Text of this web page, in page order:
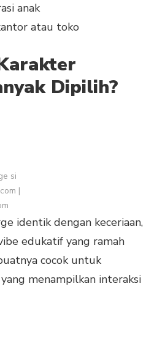
anak
atau toko
Dipilih?
si
|
identik dengan keceriaan,
edukatif yang ramah
cocok untuk
menampilkan interaksi